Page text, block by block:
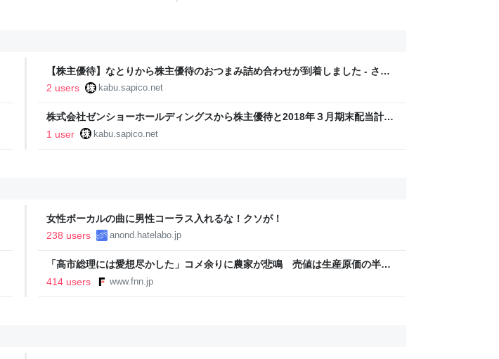
【株主優待】なとりから株主優待のおつまみ詰め合わせが到着しました - さぴ
かぶ
2 users kabu.sapico.net
株式会社ゼンショーホールディングスから株主優待と2018年３月期末配当計算
書が到着 - さぴかぶ
1 user kabu.sapico.net
女性ボーカルの曲に男性コーラス入れるな！クソが！
238 users
anond.hatelabo.jp
「高市総理には愛想尽かした」コメ余りに農家が悲鳴 売値は生産原価の半分
以下に…肥料代や燃料代は高騰「今年でやめる」農家も｜FNNプライムオンラ
414 users www.fnn.jp